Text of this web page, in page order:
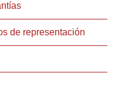
de representación